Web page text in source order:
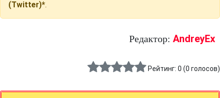
(Twitter)*.
Редактор: AndreyEx
Рейтинг: 0 (0 голосов)